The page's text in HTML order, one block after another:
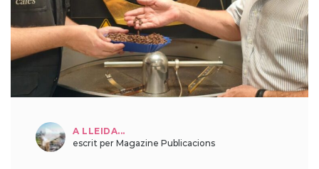
A LLEIDA...
escrit per Magazine Publicacions